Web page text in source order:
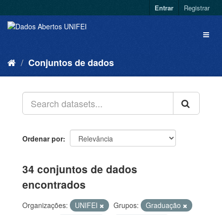
Entrar Registrar
Conjuntos de dados
Ordenar por
34 conjuntos de dados
encontrados
Organizações: UNIFEI Grupos:
Graduação